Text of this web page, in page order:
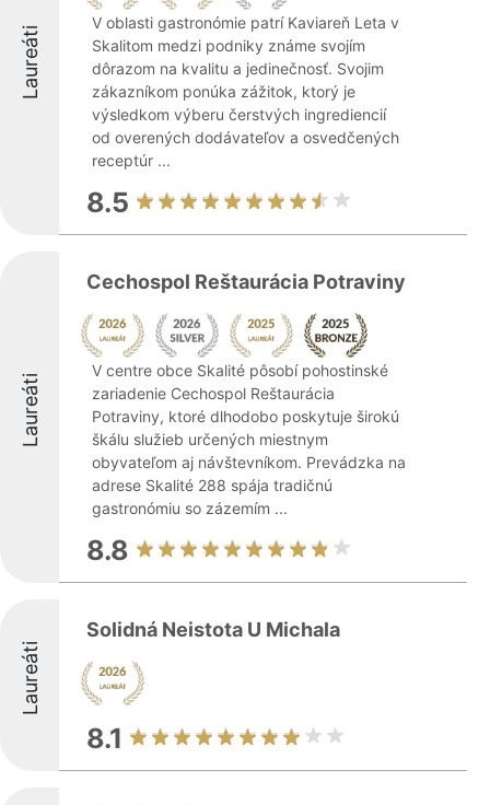
Laureáti
V oblasti gastronómie patrí Kaviareň Leta v
Skalitom medzi podniky známe svojím
dôrazom na kvalitu a jedinečnosť. Svojim
zákazníkom ponúka zážitok, ktorý je
výsledkom výberu čerstvých ingrediencií
od overených dodávateľov a osvedčených
receptúr ...
8.5
Laureáti
Cechospol Reštaurácia Potraviny
V centre obce Skalité pôsobí pohostinské
zariadenie Cechospol Reštaurácia
Potraviny, ktoré dlhodobo poskytuje širokú
škálu služieb určených miestnym
obyvateľom aj návštevníkom. Prevádzka na
adrese Skalité 288 spája tradičnú
gastronómiu so zázemím ...
8.8
Laureáti
Solidná Neistota U Michala
8.1